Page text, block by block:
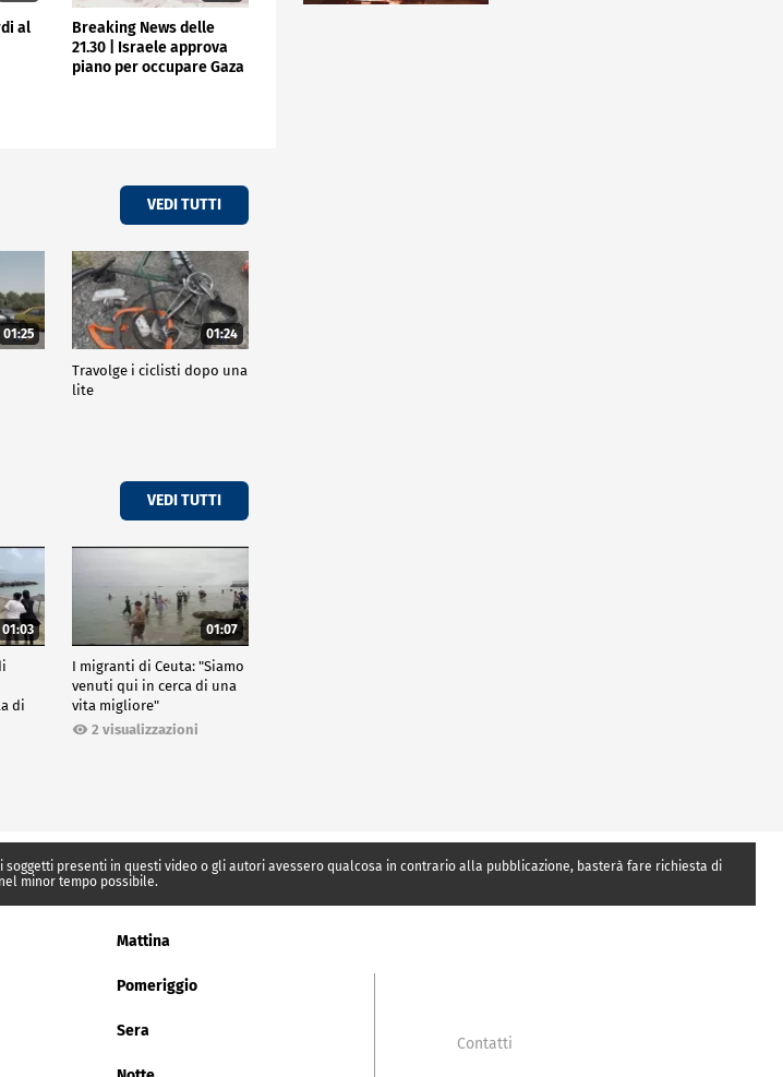
al
Breaking News delle
21.30 | Israele approva
piano per occupare Gaza
VEDI TUTTI
01:25 01:24
Travolge i ciclisti dopo una
lite
VEDI TUTTI
01:03
di
01:07
I migranti di Ceuta: "Siamo
venuti qui in cerca di una
vita migliore"
2 visualizzazioni
presenti in questi video o gli autori avessero qualcosa in contrario alla pubblicazione, basterà fare richiesta di
minor tempo possibile.
Mattina
Pomeriggio
Sera
Contatti